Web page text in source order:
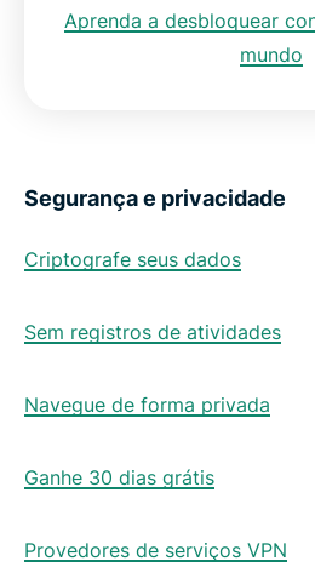
Aprenda a desbloquear
mundo
Segurança e privacidade
Criptografe seus dados
Sem registros de atividades
Navegue de forma privada
Ganhe 30 dias grátis
Provedores de serviços VPN